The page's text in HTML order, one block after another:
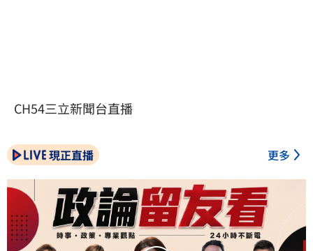
CH54三立新聞台直播
現正直播 更多